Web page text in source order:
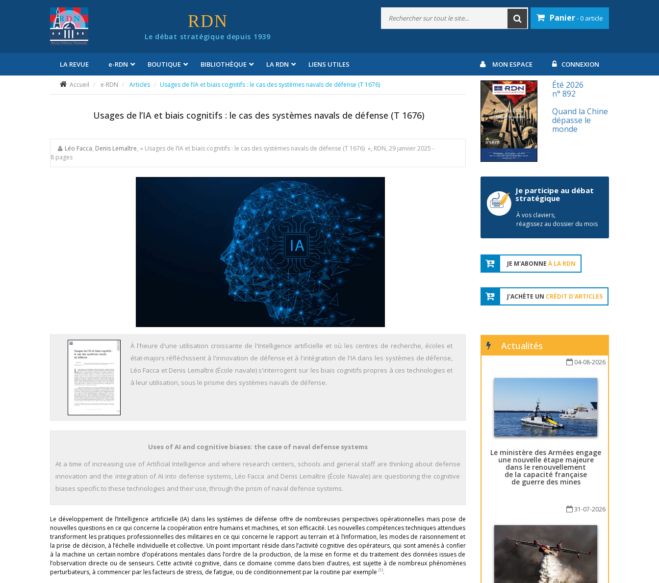
RDN
Le débat stratégique depuis 1939
Panier- 0 article
LA REVUE e-RDN BOUTIQUE BIBLIOTHÈQUE LA RDN LIENS UTILES MON ESPACE CONNEXION
Accueil e-RDN Articles Usages de l’IA et biais cognitifs : le cas des systèmes navals de défense (T 1676)
Usages de l’IA et biais cognitifs : le cas des systèmes navals de défense (T 1676)
Léo Facca, Denis Lemaître, « Usages de l’IA et biais cognitifs : le cas des systèmes navals de défense (T 1676) », RDN, 29 janvier 2025 -
8 pages
À l'heure d'une utilisation croissante de l'Intelligence artificielle et où les centres de recherche, écoles et
état-majors réfléchissent à l'innovation de défense et à l'intégration de l'IA dans les systèmes de défense,
Léo Facca et Denis Lemaître (École navale) s'interrogent sur les biais cognitifs propres à ces technologies et
à leur utilisation, sous le prisme des systèmes navals de défense.
Uses of AI and cognitive biases: the case of naval defense systems
At a time of increasing use of Artificial Intelligence and where research centers, schools and general staff are thinking about defense
innovation and the integration of AI into defense systems, Léo Facca and Denis Lemaître (École Navale) are questioning the cognitive
biases specific to these technologies and their use, through the prism of naval defense systems.
Le développement de l’Intelligence artificielle (IA) dans les systèmes de défense offre de nombreuses perspectives opérationnelles mais pose de
nouvelles questions en ce qui concerne la coopération entre humains et machines, et son efficacité. Les nouvelles compétences techniques attendues
transforment les pratiques professionnelles des militaires en ce qui concerne le rapport au terrain et à l’information, les modes de raisonnement et
la prise de décision, à l’échelle individuelle et collective. Un point important réside dans l’activité cognitive des opérateurs, qui sont amenés à confier
à la machine un certain nombre d’opérations mentales dans l’ordre de la production, de la mise en forme et du traitement des données issues de
l’observation directe ou de senseurs. Cette activité cognitive, dans ce domaine comme dans bien d’autres, est sujette à de nombreux phénomènes
perturbateurs, à commencer par les facteurs de stress, de fatigue, ou de conditionnement par la routine par exemple (1).
Été 2026
n° 892
Quand la Chine
dépasse le
monde
Je participe au débat
stratégique
À vos claviers,
réagissez au dossier du mois
JE M'ABONNE À LA RDN
J'ACHÈTE UN CRÉDIT D'ARTICLES
Actualités
04-08-2026
Le ministère des Armées engage
une nouvelle étape majeure
dans le renouvellement
de la capacité française
de guerre des mines
31-07-2026